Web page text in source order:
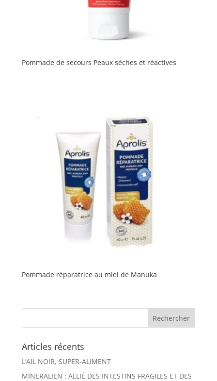
Pommade de secours Peaux sèches et réactives
Pommade réparatrice au miel de Manuka
Articles récents
L’AIL NOIR, SUPER-ALIMENT
MINERALIEN : ALLIÉ DES INTESTINS FRAGILES ET DES